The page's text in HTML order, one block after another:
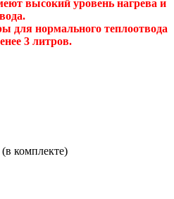
высокий уровень нагрева и
для нормального теплоотвода
3 литров.
комплекте)